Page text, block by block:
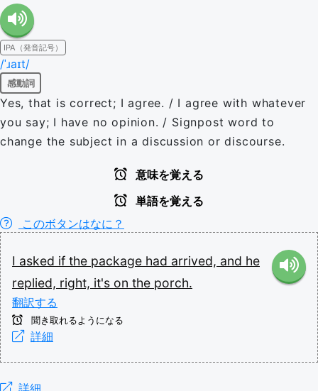
IPA（発音記号）
/ˈɹaɪt/
感動詞
Yes, that is correct; I agree. / I agree with whatever
you say; I have no opinion. / Signpost word to
change the subject in a discussion or discourse.
意味を覚える
単語を覚える
このボタンはなに？
I asked if the package had arrived, and he
replied, right, it's on the porch.
翻訳する
聞き取れるようになる
詳細
詳細